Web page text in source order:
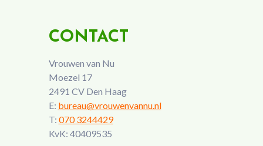
CONTACT
Vrouwen van Nu
Moezel 17
2491 CV Den Haag
E: bureau@vrouwenvannu.nl
T: 070 3244429
KvK: 40409535